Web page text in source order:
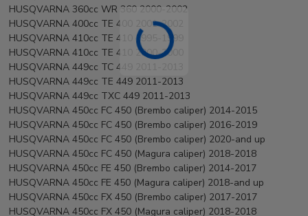
HUSQVARNA 360cc WR 360 2000-2002
HUSQVARNA 400cc TE 400 2001-2002
HUSQVARNA 410cc TE 410 1995-1999
HUSQVARNA 410cc TE 410 2000-2000
HUSQVARNA 449cc TC 449 2011-2013
HUSQVARNA 449cc TE 449 2011-2013
HUSQVARNA 449cc TXC 449 2011-2013
HUSQVARNA 450cc FC 450 (Brembo caliper) 2014-2015
HUSQVARNA 450cc FC 450 (Brembo caliper) 2016-2019
HUSQVARNA 450cc FC 450 (Brembo caliper) 2020-and up
HUSQVARNA 450cc FC 450 (Magura caliper) 2018-2018
HUSQVARNA 450cc FE 450 (Brembo caliper) 2014-2017
HUSQVARNA 450cc FE 450 (Magura caliper) 2018-and up
HUSQVARNA 450cc FX 450 (Brembo caliper) 2017-2017
HUSQVARNA 450cc FX 450 (Magura caliper) 2018-2018